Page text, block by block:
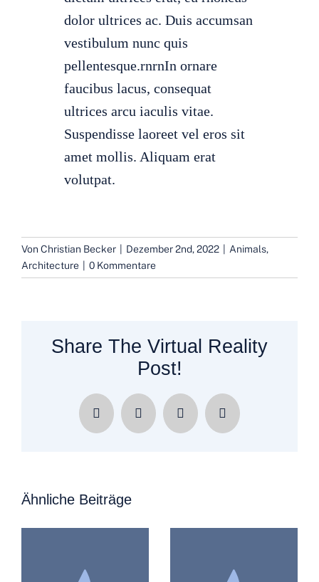
dolor ultrices ac. Duis accumsan
vestibulum nunc quis
pellentesque.rnrnIn ornare
faucibus lacus, consequat
ultrices arcu iaculis vitae.
Suspendisse laoreet vel eros sit
amet mollis. Aliquam erat
volutpat.
Von Christian Becker Dezember 2nd, 2022 Animals,
Architecture
0 Kommentare
Share The Virtual Reality
Post!
Facebook
X LinkedInE-
Mail
Ähnliche Beiträge